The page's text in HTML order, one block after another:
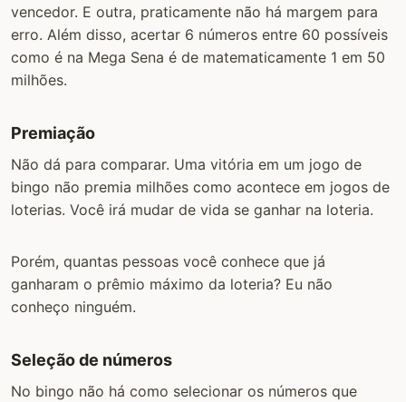
vencedor. E outra, praticamente não há margem para
erro. Além disso, acertar 6 números entre 60 possíveis
como é na Mega Sena é de matematicamente 1 em 50
milhões.
Premiação
Não dá para comparar. Uma vitória em um jogo de
bingo não premia milhões como acontece em jogos de
loterias. Você irá mudar de vida se ganhar na loteria.
Porém, quantas pessoas você conhece que já
ganharam o prêmio máximo da loteria? Eu não
conheço ninguém.
Seleção de números
No bingo não há como selecionar os números que